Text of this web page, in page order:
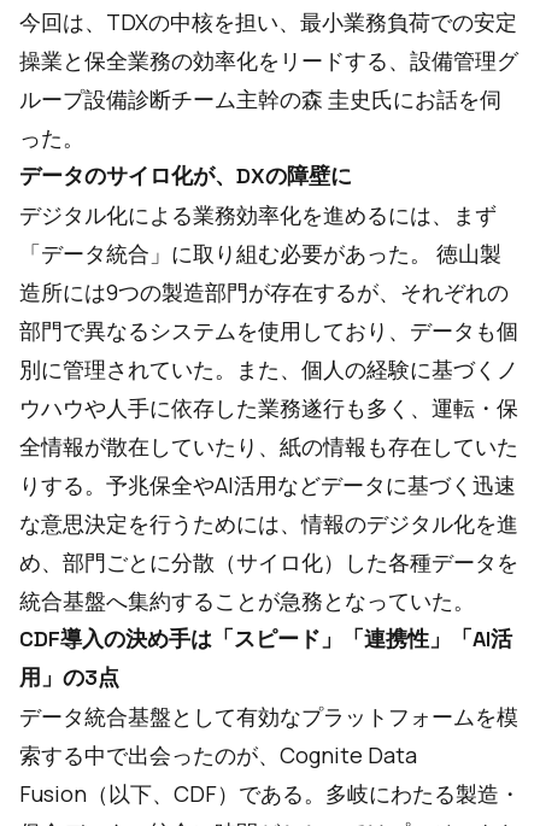
今回は、TDXの中核を担い、最小業務負荷での安定
操業と保全業務の効率化をリードする、設備管理グ
ループ設備診断チーム主幹の森 圭史氏にお話を伺
った。
データのサイロ化が、DXの障壁に
デジタル化による業務効率化を進めるには、まず
「データ統合」に取り組む必要があった。 徳山製
造所には9つの製造部門が存在するが、それぞれの
部門で異なるシステムを使用しており、データも個
別に管理されていた。また、個人の経験に基づくノ
ウハウや人手に依存した業務遂行も多く、運転・保
全情報が散在していたり、紙の情報も存在していた
りする。予兆保全やAI活用などデータに基づく迅速
な意思決定を行うためには、情報のデジタル化を進
め、部門ごとに分散（サイロ化）した各種データを
統合基盤へ集約することが急務となっていた。
CDF導入の決め手は「スピード」「連携性」「AI活
用」の3点
データ統合基盤として有効なプラットフォームを模
索する中で出会ったのが、Cognite Data
Fusion（以下、CDF）である。多岐にわたる製造・